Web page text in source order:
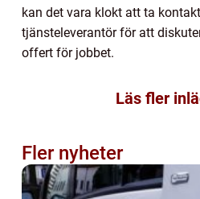
kan det vara klokt att ta
tjänsteleverantör för att
offert för jobbet.
Läs fler
Fler nyheter